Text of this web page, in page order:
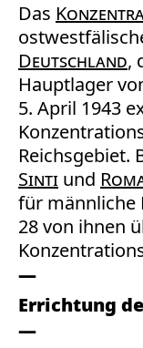
Das
Deutschland,
Hauptlager
5. April 1943
Reichsgebiet.
Sinti und
für männliche
28 von ihnen
Errichtung